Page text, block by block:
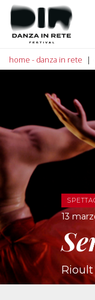
home - danza in rete
13